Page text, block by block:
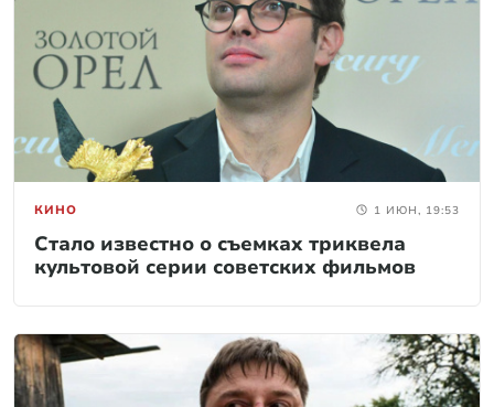
КИНО 1 ИЮН, 19:53
Стало известно о съемках триквела
культовой серии советских фильмов